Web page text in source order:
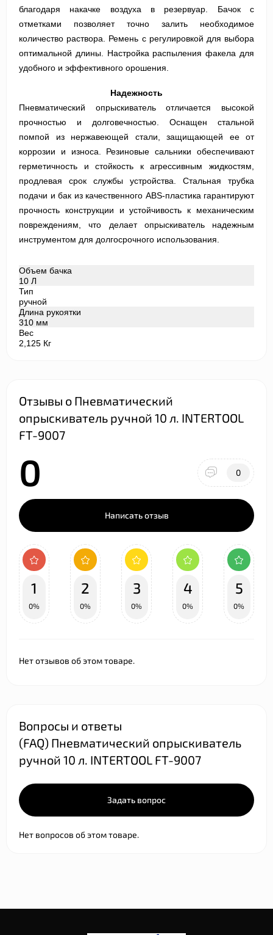
благодаря накачке воздуха в резервуар. Бачок с
отметками позволяет точно залить необходимое
количество раствора. Ремень с регулировкой для выбора
оптимальной длины. Настройка распыления факела для
удобного и эффективного орошения.
Надежность
Пневматический опрыскиватель отличается высокой
прочностью и долговечностью. Оснащен стальной
помпой из нержавеющей стали, защищающей ее от
коррозии и износа. Резиновые сальники обеспечивают
герметичность и стойкость к агрессивным жидкостям,
продлевая срок службы устройства. Стальная трубка
подачи и бак из качественного ABS-пластика гарантируют
прочность конструкции и устойчивость к механическим
повреждениям, что делает опрыскиватель надежным
инструментом для долгосрочного использования.
Объем бачка
10 Л
Тип
ручной
Длина рукоятки
310 мм
Вес
2,125 Кг
Отзывы о Пневматический
опрыскиватель ручной 10 л. INTERTOOL
FT-9007
0 0
Написать отзыв
1
0%
2
0%
3
0%
4
0%
5
0%
Нет отзывов об этом товаре.
Вопросы и ответы
(FAQ) Пневматический опрыскиватель
ручной 10 л. INTERTOOL FT-9007
Задать вопрос
Нет вопросов об этом товаре.